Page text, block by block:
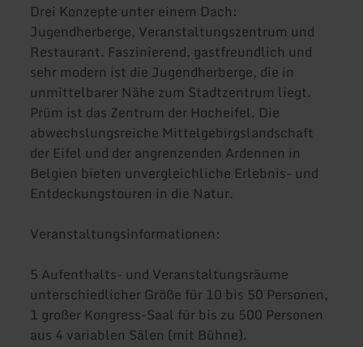
Drei Konzepte unter einem Dach:
Jugendherberge, Veranstaltungszentrum und
Restaurant. Faszinierend, gastfreundlich und
sehr modern ist die Jugendherberge, die in
unmittelbarer Nähe zum Stadtzentrum liegt.
Prüm ist das Zentrum der Hocheifel. Die
abwechslungsreiche Mittelgebirgslandschaft
der Eifel und der angrenzenden Ardennen in
Belgien bieten unvergleichliche Erlebnis- und
Entdeckungstouren in die Natur.
Veranstaltungsinformationen:
5 Aufenthalts- und Veranstaltungsräume
unterschiedlicher Größe für 10 bis 50 Personen,
1 großer Kongress-Saal für bis zu 500 Personen
aus 4 variablen Sälen (mit Bühne).